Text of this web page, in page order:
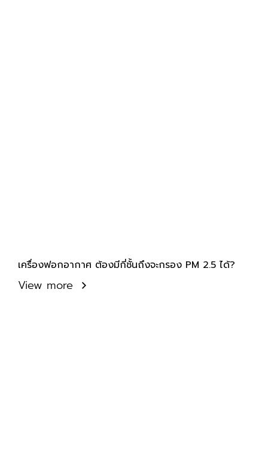
เครื่องฟอกอากาศ ต้องมีกี่ชั้นถึงจะกรอง PM 2.5 ได้?
View more